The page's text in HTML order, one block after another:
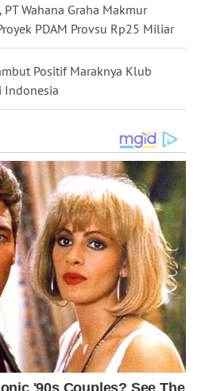
Wahana Graha Makmur
PDAM Provsu Rp25 Miliar
Positif Maraknya Klub
Indonesia